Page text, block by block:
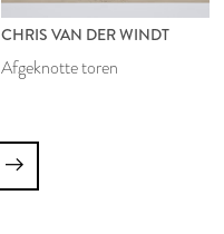
CHRIS VAN DER WINDT
Afgeknotte toren